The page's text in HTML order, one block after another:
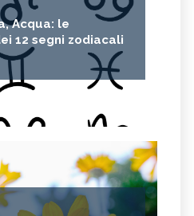
Acqua: le
12 segni zodiacali